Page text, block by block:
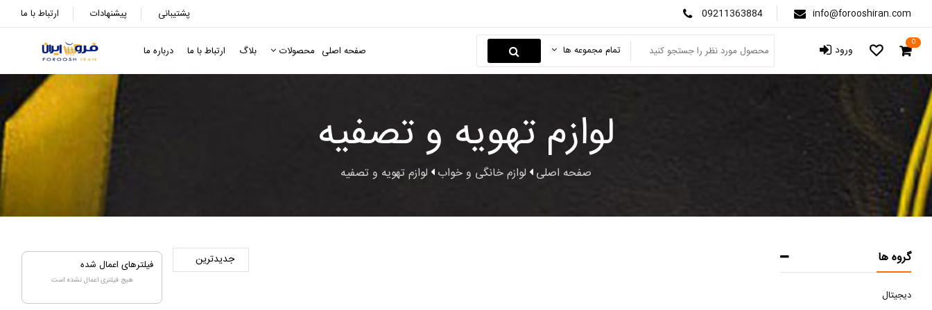
ارتباط با ما پیشنهادات پشتیبانی 09211363884 info@forooshiran.com
صفحه اصلی محصولات بلاگ ارتباط با ما درباره ما تمام مجموعه ها ورود 0
لوازم تهویه و تصفیه
صفحه اصلی لوازم خانگی و خواب لوازم تهویه و تصفیه
فیلترهای اعمال شده
هیچ فیلتری اعمال نشده است
گروه ها
دیجیتال